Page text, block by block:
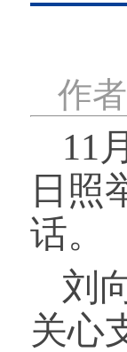
作
11
日照
话。
刘
关心